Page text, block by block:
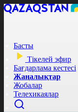
Басты
Тікелей эфир
Бағдарлама кестесі
Жаңалықтар
Жобалар
Телехикаялар